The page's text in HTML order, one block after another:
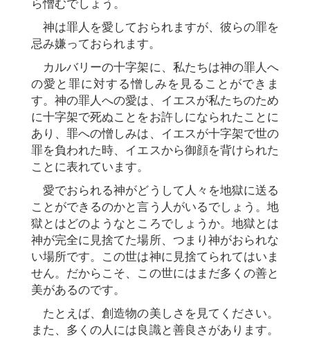
ら憎むでしょう。
神は罪人を愛しておられますが、彼らの罪を
忌み嫌っておられます。
カルバリーの十字架に、私たちは神の罪人へ
の愛と罪に対する憎しみを見ることができま
す。神の罪人への愛は、イエスが私たちのため
に十字架で死ぬことをお許しになられたことに
あり、罪への憎しみは、イエスが十字架で世の
罪を負われた時、イエスから御顔を背けられた
ことに表れています。
愛でおられる神がどうして人々を地獄に送る
ことができるのかと言う人がいるでしょう。地
獄とはどのようなところでしょうか。地獄とは
神が完全に見捨てた場所、つまり神がおられな
い場所です。この世は神に見捨てられてはいま
せん。だからこそ、この世にはまだ多くの善と
美があるのです。
たとえば、創造物の美しさを見てください。
また、多くの人には良識と善良さがあります。